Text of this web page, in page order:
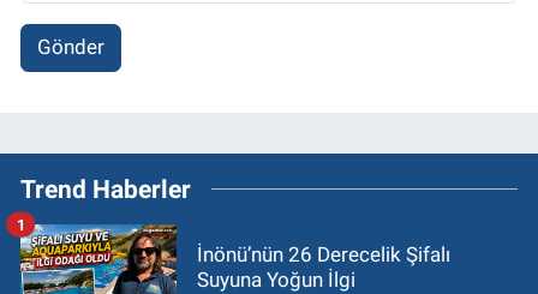
Gönder
Trend Haberler
İnönü’nün 26 Derecelik Şifalı
Suyuna Yoğun İlgi
1